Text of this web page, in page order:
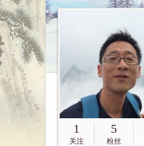
1
关注
5
粉丝